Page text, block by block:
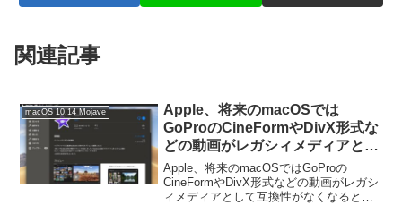
関連記事
macOS 10.14 Mojave
Apple、将来のmacOSでは
GoProのCineFormやDivX形式な
どの動画がレガシィメディアとし
て扱われ、互換性がなくなるとし
てiMovieユーザーに対しバックア
ップを指示。
Apple、将来のmacOSではGoProの
CineFormやDivX形式などの動画がレガシ
ィメディアとして互換性がなくなるとし